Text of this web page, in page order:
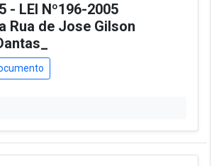
- LEI Nº196-2005
Rua de Jose Gilson